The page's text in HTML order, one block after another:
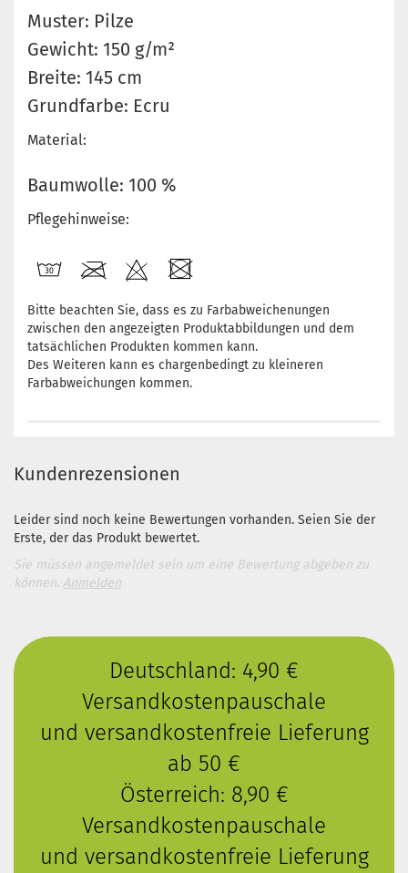
Muster: Pilze
Gewicht: 150 g/m²
Breite: 145 cm
Grundfarbe: Ecru
Material:
Baumwolle: 100 %
Pflegehinweise:
Bitte beachten Sie, dass es zu Farbabweichenungen
zwischen den angezeigten Produktabbildungen und dem
tatsächlichen Produkten kommen kann.
Des Weiteren kann es chargenbedingt zu kleineren
Farbabweichungen kommen.
Kundenrezensionen
Leider sind noch keine Bewertungen vorhanden. Seien Sie der
Erste, der das Produkt bewertet.
Sie müssen angemeldet sein um eine Bewertung abgeben zu
können. Anmelden
Deutschland: 4,90 €
Versandkostenpauschale
und versandkostenfreie Lieferung
ab 50 €
Österreich: 8,90 €
Versandkostenpauschale
und versandkostenfreie Lieferung